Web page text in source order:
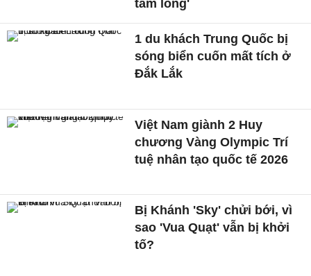
tấm lòng'
1 du khách Trung Quốc bị
sóng biển cuốn mất tích ở
Đắk Lắk
Việt Nam giành 2 Huy
chương Vàng Olympic Trí
tuệ nhân tạo quốc tế 2026
Bị Khánh 'Sky' chửi bới, vì
sao 'Vua Quạt' vẫn bị khởi
tố?